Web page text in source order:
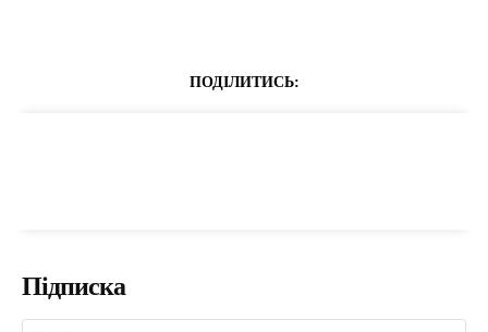
ПОДІЛИТИСЬ:
Підписка